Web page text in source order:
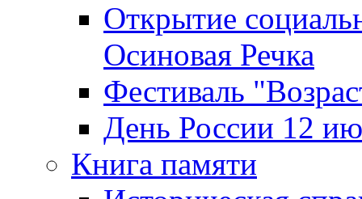
Открытие
Осиновая Речка
Фестиваль
День России 12
Книга памяти